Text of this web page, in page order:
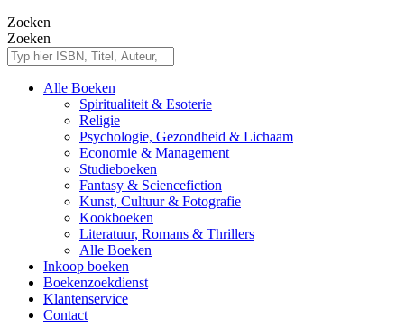
Zoeken
Zoeken
Alle Boeken
Spiritualiteit & Esoterie
Religie
Psychologie, Gezondheid & Lichaam
Economie & Management
Studieboeken
Fantasy & Sciencefiction
Kunst, Cultuur & Fotografie
Kookboeken
Literatuur, Romans & Thrillers
Alle Boeken
Inkoop boeken
Boekenzoekdienst
Klantenservice
Contact